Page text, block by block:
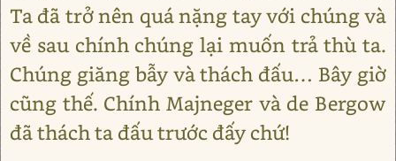
Ta đã trở nên quá nặng tay với chúng và
về sau chính chúng lại muốn trả thù ta.
Chúng giăng bẫy và thách đấu… Bây giờ
cũng thế. Chính Majneger và de Bergow
đã thách ta đấu trước đấy chứ!